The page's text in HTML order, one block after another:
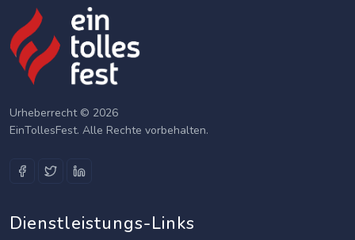
Urheberrecht © 2026
EinTollesFest. Alle Rechte vorbehalten.
Dienstleistungs-Links